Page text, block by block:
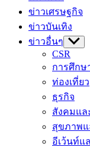
ข่าวเศรษฐกิจ
ข่าวบันเทิง
ข่าวอื่นๆ Show
sub
menu
CSR
การศึกษ
ท่องเที่ยว
ธุรกิจ
สังคมแ
สุขภาพแ
อีเว้นท์แ